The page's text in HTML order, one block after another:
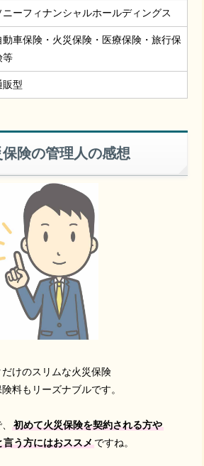
ニーフィナンシャルホールディングス
動車保険・火災保険・医療保険・旅行保
等
販型
険の管理人の感想
けのスリムな火災保険
料もリーズナブルです。
初めて火災保険を契約される方や
う方にはおススメですね。